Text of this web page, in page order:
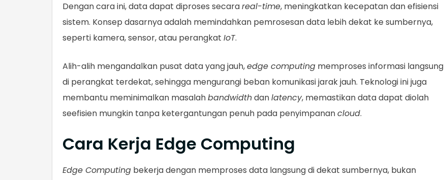
Dengan cara ini, data dapat diproses secarareal-time, meningkatkan kecepatan dan efisiensi
sistem. Konsep dasarnya adalah memindahkan pemrosesan data lebih dekat ke sumbernya,
seperti kamera, sensor, atau perangkat IoT.
Alih-alih mengandalkan pusat data yang jauh,edge computing memproses informasi langsung
di perangkat terdekat, sehingga mengurangi beban komunikasi jarak jauh. Teknologi ini juga
membantu meminimalkan masalahbandwidthdanlatency, memastikan data dapat diolah
seefisien mungkin tanpa ketergantungan penuh pada penyimpanancloud.
Cara Kerja Edge Computing
Edge Computing bekerja dengan memproses data langsung di dekat sumbernya, bukan